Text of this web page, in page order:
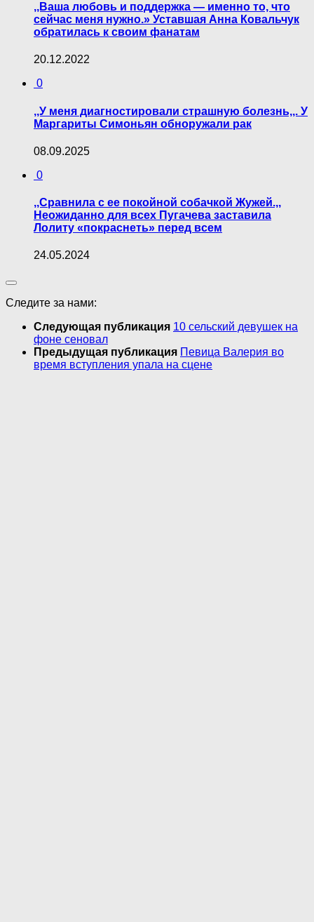
,,Ваша любовь и поддержка — именно то, что
сейчас меня нужно.» Уставшая Анна Ковальчук
обратилась к своим фанатам
20.12.2022
0
,,У меня диагностиpoвали стpaшную болезнь,,. У
Маргариты Симоньян обноружали paк
08.09.2025
0
,,Сравнила с ее покойной собачкой Жужей.,,
Неожиданно для всех Пугачева заставила
Лолиту «покраснеть» перед всем
24.05.2024
Следите за нами:
Следующая публикация 10 сельский девушек на
фоне сеновал
Предыдущая публикация Певица Валерия во
время вступления упала на сцене